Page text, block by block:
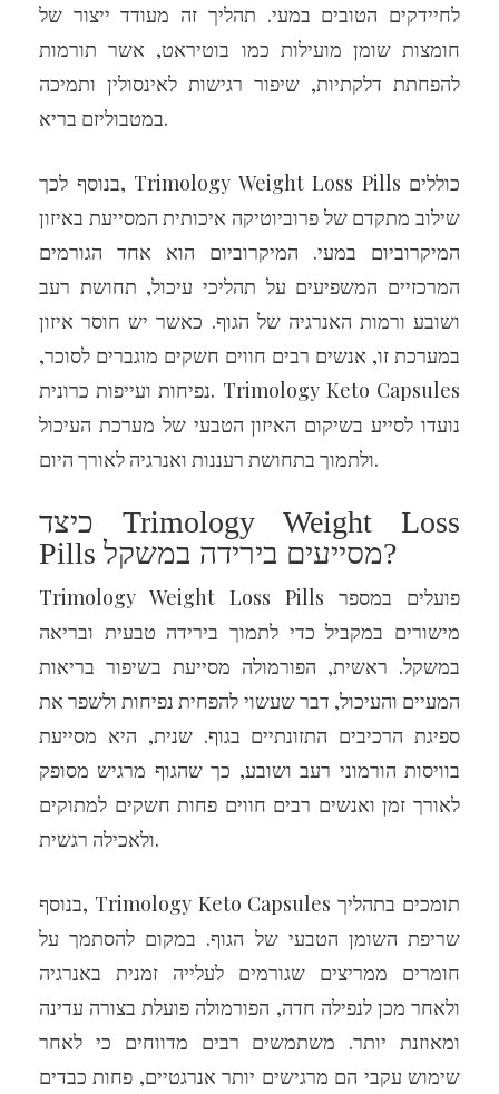
לחיידקים הטובים במעי. תהליך זה מעודד ייצור של
חומצות שומן מועילות כמו בוטיראט, אשר תורמות
להפחתת דלקתיות, שיפור רגישות לאינסולין ותמיכה
במטבוליזם בריא.
בנוסף לכך, Trimology Weight Loss Pills כוללים
שילוב מתקדם של פרוביוטיקה איכותית המסייעת באיזון
המיקרוביום במעי. המיקרוביום הוא אחד הגורמים
המרכזיים המשפיעים על תהליכי עיכול, תחושת רעב
ושובע ורמות האנרגיה של הגוף. כאשר יש חוסר איזון
במערכת זו, אנשים רבים חווים חשקים מוגברים לסוכר,
נפיחות ועייפות כרונית. Trimology Keto Capsules
נועדו לסייע בשיקום האיזון הטבעי של מערכת העיכול
ולתמוך בתחושת רעננות ואנרגיה לאורך היום.
כיצד Trimology Weight Loss
Pills מסייעים בירידה במשקל?
Trimology Weight Loss Pills פועלים במספר
מישורים במקביל כדי לתמוך בירידה טבעית ובריאה
במשקל. ראשית, הפורמולה מסייעת בשיפור בריאות
המעיים והעיכול, דבר שעשוי להפחית נפיחות ולשפר את
ספיגת הרכיבים התזונתיים בגוף. שנית, היא מסייעת
בוויסות הורמוני רעב ושובע, כך שהגוף מרגיש מסופק
לאורך זמן ואנשים רבים חווים פחות חשקים למתוקים
ולאכילה רגשית.
בנוסף, Trimology Keto Capsules תומכים בתהליך
שריפת השומן הטבעי של הגוף. במקום להסתמך על
חומרים ממריצים שגורמים לעלייה זמנית באנרגיה
ולאחר מכן לנפילה חדה, הפורמולה פועלת בצורה עדינה
ומאוזנת יותר. משתמשים רבים מדווחים כי לאחר
שימוש עקבי הם מרגישים יותר אנרגטיים, פחות כבדים